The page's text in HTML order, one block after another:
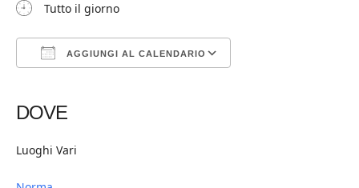
Tutto il giorno
AGGIUNGI AL CALENDARIO
DOVE
Luoghi Vari